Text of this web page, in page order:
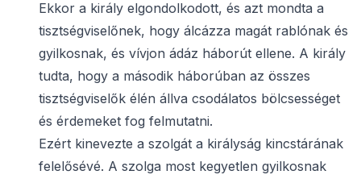
Ekkor a király elgondolkodott, és azt mondta a
tisztségviselőnek, hogy álcázza magát rablónak és
gyilkosnak, és vívjon ádáz háborút ellene. A király
tudta, hogy a második háborúban az összes
tisztségviselők élén állva csodálatos bölcsességet
és érdemeket fog felmutatni.
Ezért kinevezte a szolgát a királyság kincstárának
felelősévé. A szolga most kegyetlen gyilkosnak